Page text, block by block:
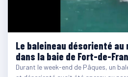
Le baleineau désorienté au
dans la baie de Fort-de-
Durant le week-end de Pâques, un